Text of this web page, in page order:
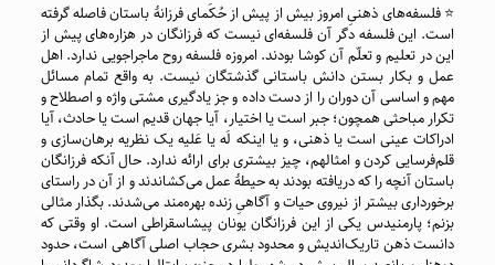
⭐️ فلسفه‌های ذهنیِ امروز بیش از پیش از حُکَمای فرزانهٔ باستان فاصله گرفته
است. این فلسفه دگر آن فلسفه‌ای نیست که فرزانگان در هزاره‌های پیش از
این در تعلیم و تعلّم آن کوشا بودند. امروزه فلسفه‌ روح ماجراجویی ندارد. اهل
عمل و بکار بستن دانش باستانی گذشتگان نیست. به واقع تمام مسائل
مهم و اساسی آن دوران را از دست داده و جز یادگیری مشتی واژه و اصطلاح و
تکرار مباحثی همچون؛ جبر است یا اختیار، آیا جهان قدیم است یا حادث، آیا
ادراکات عینی است یا ذهنی، و یا اینکه لَه یا عَلیه یک نظریه برهان‌سازی و
قلم‌فرسایی کردن و امثالهم، چیز بیشتری برای ارائه ندارد. حال آنکه فرزانگان
باستان آنچه را که دریافته بودند به حیطهٔ عمل می‌کشاندند و از آن در راستای
برخورداری بیشتر از نیروی حیات و آگاهیِ زنده بهره‌مند می‌شدند. بگذار مثالی
بزنم؛ پارمنیدس یکی از این فرزانگان یونان پیشاسقراطی است. او وقتی که
دانست ذهن تاریک‌اندیش و محدود بشری حجاب اصلی آگاهی است، حدود